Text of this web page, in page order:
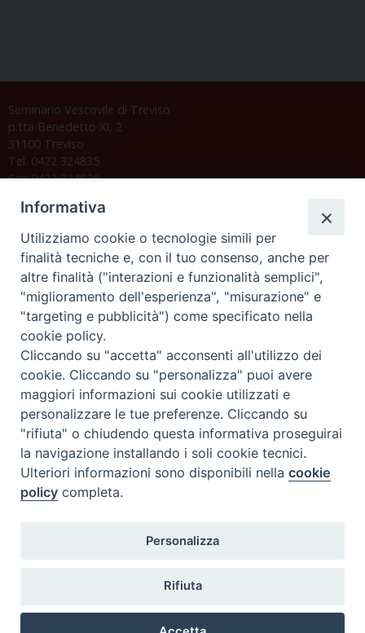
Seminario Vescovile di Treviso
p.tta Benedetto XI, 2
31100 Treviso
Tel. 0422 324835
Fax 0422 324836
Orario di segreteria
Lunedì 17.30-19.30
Martedì 17.30-19.30
Mercoledì 17.30-19.30
Giovedì 17.30-19.30
Venerdì chiuso
Sabato 9.30-11.30
Privacy e sicurezza
Informativa
Utilizziamo cookie o tecnologie simili per
finalità tecniche e, con il tuo consenso, anche per
altre finalità ("interazioni e funzionalità semplici",
"miglioramento dell'esperienza", "misurazione" e
"targeting e pubblicità") come specificato nella
cookie policy.
Cliccando su "accetta" acconsenti all'utilizzo dei
cookie. Cliccando su "personalizza" puoi avere
maggiori informazioni sui cookie utilizzati e
personalizzare le tue preferenze. Cliccando su
"rifiuta" o chiudendo questa informativa proseguirai
la navigazione installando i soli cookie tecnici.
Ulteriori informazioni sono disponibili nellacookie
policy completa.
Personalizza
Rifiuta